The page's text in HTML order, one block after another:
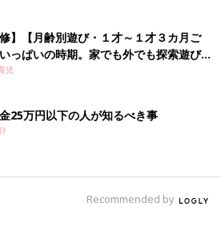
修】【月齢別遊び・１才～１才３カ月ご
っぱいの時期。家でも外でも探索遊びを
児
25万円以下の人が知るべき事
)
Recommended by